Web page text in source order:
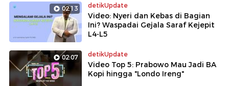
02:13 detikUpdate
Video: Nyeri dan Kebas di Bagian
Ini? Waspadai Gejala Saraf Kejepit
L4-L5
02:07 detikUpdate
Video Top 5: Prabowo Mau Jadi BA
Kopi hingga "Londo Ireng"